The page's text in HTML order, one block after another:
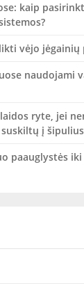
kaip
vėjo jėgainių
naudojami
ryte, jei
į šipulius
paauglystės iki